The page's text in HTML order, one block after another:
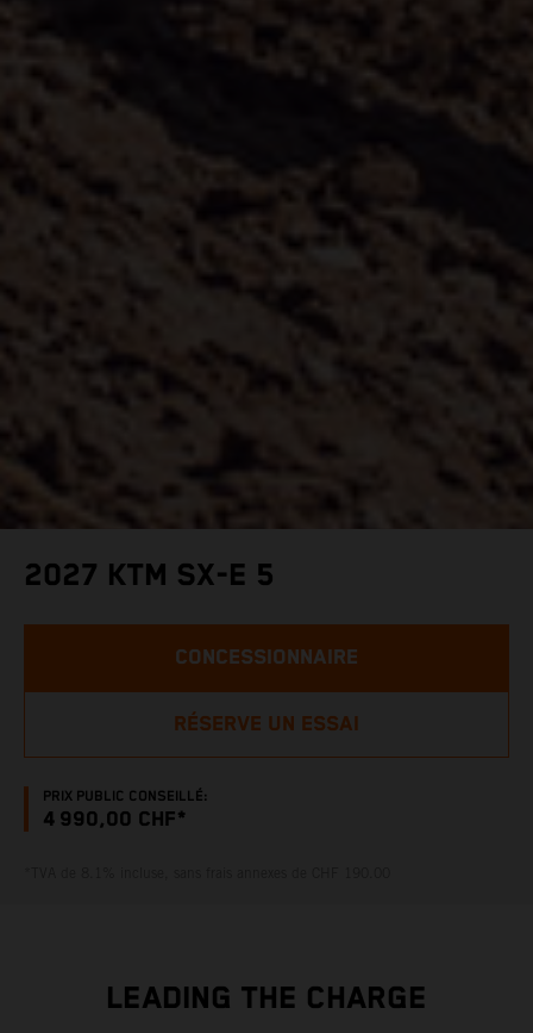
2027 KTM SX-E 5
PRIX PUBLIC CONSEILLÉ:
4 990,00 CHF*
CONCESSIONNAIRE
RÉSERVE UN ESSAI
LEADING THE CHARGE